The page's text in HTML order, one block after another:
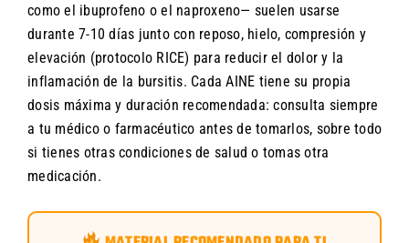
como el ibuprofeno o el naproxeno— suelen usarse
durante 7-10 días junto con reposo, hielo, compresión y
elevación (protocolo RICE) para reducir el dolor y la
inflamación de la bursitis. Cada AINE tiene su propia
dosis máxima y duración recomendada: consulta siempre
a tu médico o farmacéutico antes de tomarlos, sobre todo
si tienes otras condiciones de salud o tomas otra
medicación.